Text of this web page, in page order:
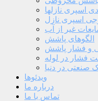
اسپری نازلها
اسپری نازل
غیر از آب
الگوهای پاشش
و فشار پاشش
فشار در لوله
صنعتی در دنیا
ویدئوها
درباره ما
تماس با ما